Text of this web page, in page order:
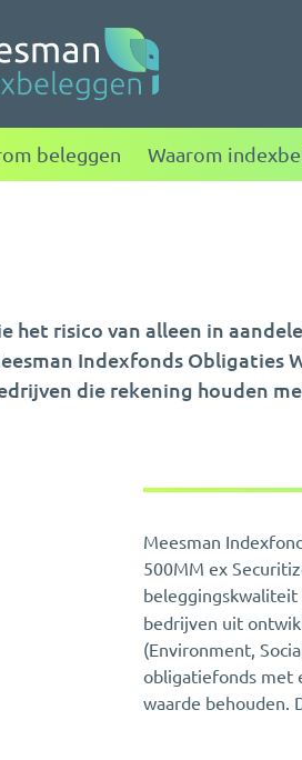
Meesman
beleggen Waarom
het risico van alleen in
Indexfonds Obligaties
die rekening houden
Meesman
500MM ex
beleggingskwaliteit
bedrijven uit
(Environment,
obligatiefonds met
waarde behouden.